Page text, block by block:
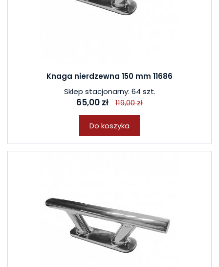
Knaga nierdzewna 150 mm 11686
Sklep stacjonarny: 64 szt.
65,00 zł 119,00 zł
Do koszyka